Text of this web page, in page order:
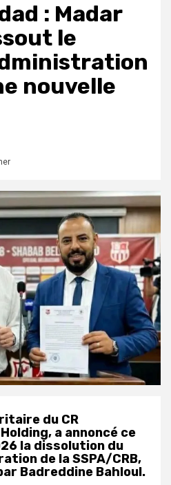
: Madar
le
nouvelle
du CR
a annoncé ce
la dissolution du
de la SSPA/CRB,
Badreddine Bahloul.